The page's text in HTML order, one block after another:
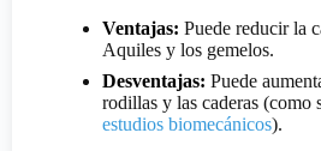
Ventajas: Puede reducir la
Aquiles y los gemelos.
Desventajas: Puede
rodillas y las caderas (como
estudios biomecánicos).